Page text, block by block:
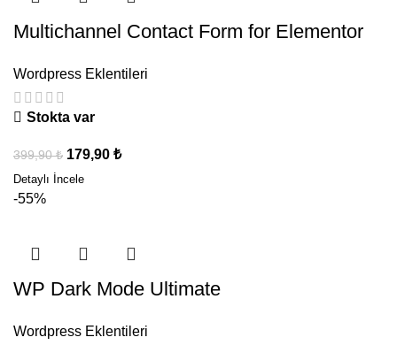
Multichannel Contact Form for Elementor
Wordpress Eklentileri
Stokta var
399,90₺ 179,90 ₺
-55%
WP Dark Mode Ultimate
Wordpress Eklentileri